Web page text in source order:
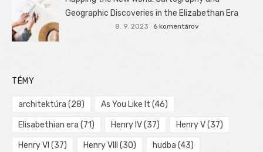
Geographic Discoveries in the Elizabethan Era
8. 9. 2023 6 komentárov
TÉMY
architektúra (28) As You Like It (46)
Elisabethian era (71) Henry IV(37) Henry V(37)
Henry VI (37) Henry VIII (30) hudba (43)